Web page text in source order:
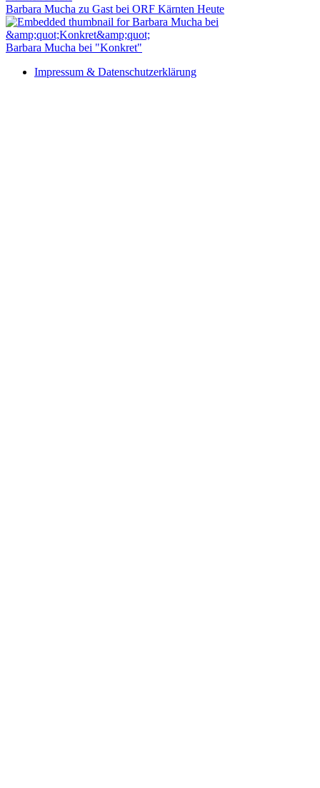
Barbara Mucha zu Gast bei ORF Kärnten Heute
Barbara Mucha bei "Konkret"
Impressum & Datenschutzerklärung